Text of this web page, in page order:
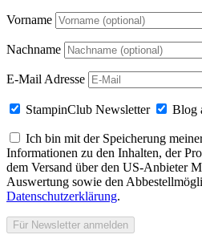
Vorname
Nachname
E-Mail Adresse
StampinClub Newsletter Blog
Ich bin mit der Speicherung
Informationen zu den Inhalten, der
dem Versand über den US-Anbieter
Auswertung sowie den
Datenschutzerklärung.